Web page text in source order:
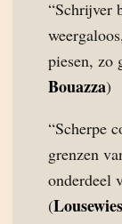
“Schrijver
piesen, zo
Bouazza)
“Scherpe
grenzen
onderdeel
(